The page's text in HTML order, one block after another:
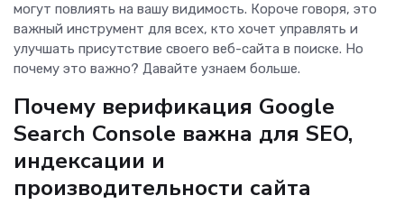
могут повлиять на вашу видимость. Короче говоря, это
важный инструмент для всех, кто хочет управлять и
улучшать присутствие своего веб-сайта в поиске. Но
почему это важно? Давайте узнаем больше.
Почему верификация Google
Search Console важна для SEO,
индексации и
производительности сайта